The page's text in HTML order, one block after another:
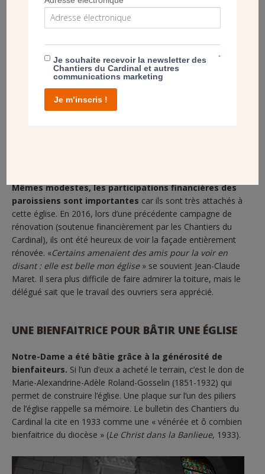
Mêmes modestes, les participations financières des
paroissiens sont importantes car ils sont très attachés à
cette église. En 2016, lors d’une précédente campagne de
rénovation (soutenue financièrement par les Chantiers du
Cardinal), ils ont été heureux de voir la façade entièrement
rénovée. «Certains amenaient des amis pour la voir en
disant : elle est belle mon église » se souvient Jean-Claude
Maret. Il sera plus difficile de faire admirer la toiture, mais le
délégué sait que le travail des ouvriers sera apprécié.
UNE BIENFAITRICE POUR BÂTIR UNE ÉGLISE
Notre-Dame a été bâtie grâce à la générosité de
bienfaiteurs. Si l’un d’eux a acheté le terrain, c’est le don de
Marie-Alexandrine-Adèle Roland-Gosselin (1851-1932) qui
permet de construire l’église. Une plaque sur l’un des piliers
de l’église rappelle sa mémoire. Le bulletin des Chantiers du
Cardinal la cite en 1933 comme une « vénérée et ô combien
bienfaitrice du diocèse » (Le Christ dans la Banlieue, 1933).
Je souhaite recevoir la newsletter des
Chantiers du Cardinal et autres
communications marketing
*
Je m’inscris !